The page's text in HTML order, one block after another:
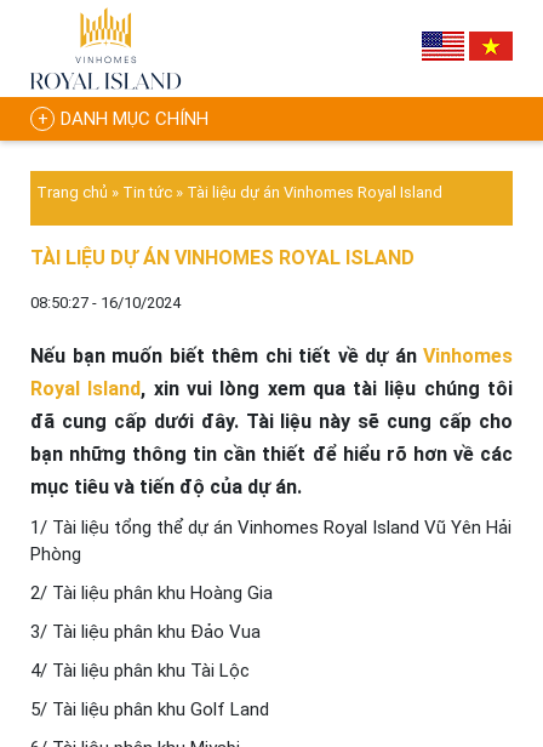
DANH MỤC CHÍNH
Trang chủ » Tin tức » Tài liệu dự án Vinhomes Royal Island
TÀI LIỆU DỰ ÁN VINHOMES ROYAL ISLAND
08:50:27 - 16/10/2024
Nếu bạn muốn biết thêm chi tiết về dự án Vinhomes
Royal Island, xin vui lòng xem qua tài liệu chúng tôi
đã cung cấp dưới đây. Tài liệu này sẽ cung cấp cho
bạn những thông tin cần thiết để hiểu rõ hơn về các
mục tiêu và tiến độ của dự án.
1/ Tài liệu tổng thể dự án Vinhomes Royal Island Vũ Yên Hải
Phòng
2/ Tài liệu phân khu Hoàng Gia
3/ Tài liệu phân khu Đảo Vua
4/ Tài liệu phân khu Tài Lộc
5/ Tài liệu phân khu Golf Land